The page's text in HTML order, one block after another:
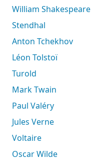
William Shakespeare
Stendhal
Anton Tchekhov
Léon Tolstoï
Turold
Mark Twain
Paul Valéry
Jules Verne
Voltaire
Oscar Wilde